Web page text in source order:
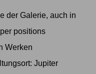
der Galerie, auch in
positions
Werken
Jupiter